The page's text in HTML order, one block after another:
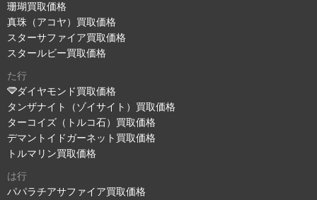
珊瑚買取価格
真珠（アコヤ）買取価格
スターサファイア買取価格
スタールビー買取価格
た行
ダイヤモンド買取価格
タンザナイト（ゾイサイト）買取価格
ターコイズ（トルコ石）買取価格
デマントイドガーネット買取価格
トルマリン買取価格
は行
パパラチアサファイア買取価格